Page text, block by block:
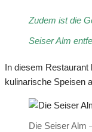
Zudem ist die
Seiser Alm
In diesem
kulinarische Speisen
Die Seiser Alm